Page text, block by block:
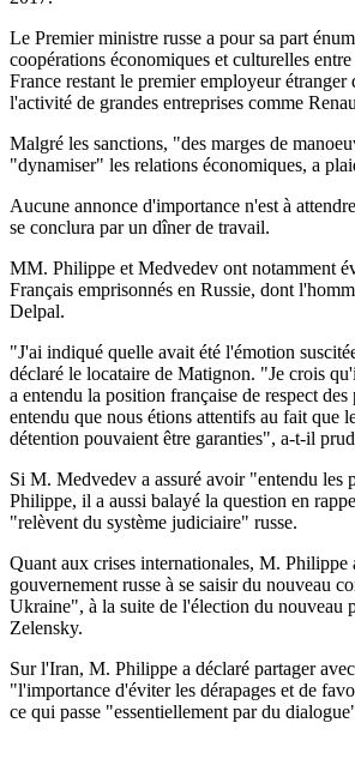
Le Premier ministre russe a pour sa part
coopérations économiques et culturelles
France restant le premier employeur étranger
l'activité de grandes entreprises comme
Malgré les sanctions, "des marges de
"dynamiser" les relations économiques, a
Aucune annonce d'importance n'est à
se conclura par un dîner de travail.
MM. Philippe et Medvedev ont notamment
Français emprisonnés en Russie, dont
Delpal.
"J'ai indiqué quelle avait été l'émotion
déclaré le locataire de Matignon. "Je crois
a entendu la position française de respect des
entendu que nous étions attentifs au fait que
détention pouvaient être garanties", a-t-il
Si M. Medvedev a assuré avoir "entendu les
Philippe, il a aussi balayé la question en
"relèvent du système judiciaire" russe.
Quant aux crises internationales, M. Philippe
gouvernement russe à se saisir du nouveau
Ukraine", à la suite de l'élection du nouveau
Zelensky.
Sur l'Iran, M. Philippe a déclaré partager
"l'importance d'éviter les dérapages et de
ce qui passe "essentiellement par du